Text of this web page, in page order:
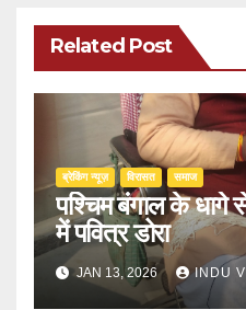
Related Post
ब्रेकिंग न्यूज़ ‍‍विरासत समाज
पश्चिम बंगाल के धागे
में पवित्र डोरा
JAN 13, 2026 INDU